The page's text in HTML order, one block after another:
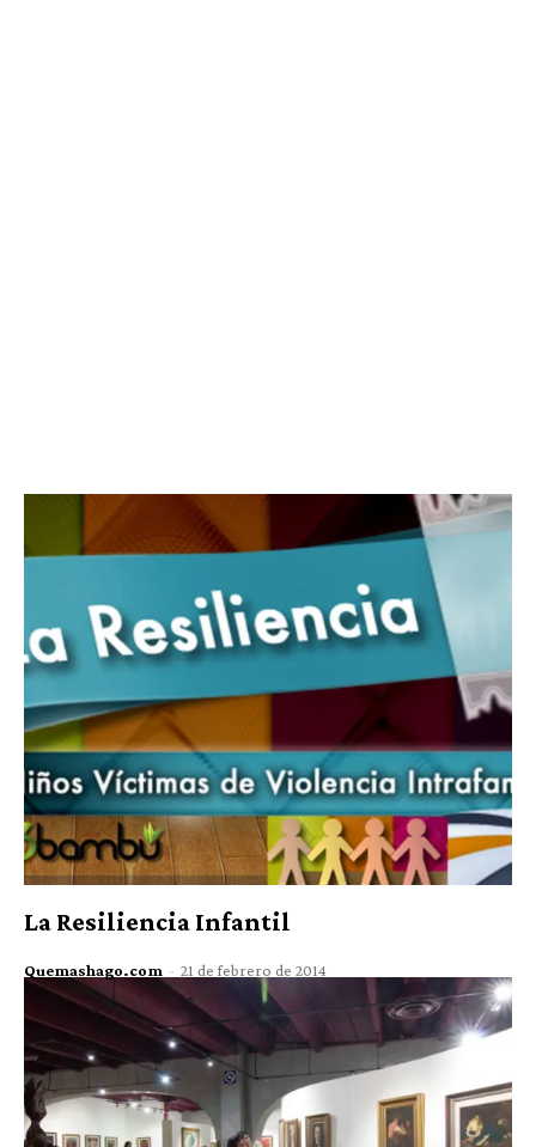
La Resiliencia Infantil
Quemashago.com - 21 de febrero de 2014